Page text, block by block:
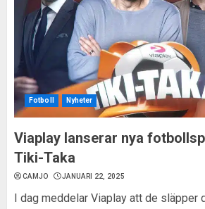
Fotboll Nyheter
Viaplay lanserar nya
Tiki-Taka
CAMJO JANUARI 22, 2025
I dag meddelar Viaplay att de släpper